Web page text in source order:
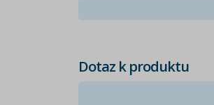
Dotaz k produktu